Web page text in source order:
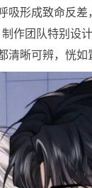
吸形成致命反差
作团队特别设
清晰可辨，恍如